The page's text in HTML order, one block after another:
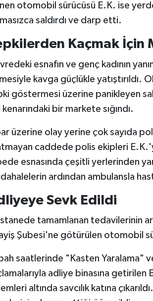
otomobil sürücüsü E.K. ise
saldırdı ve darp etti.
Kaçmak İçin
esnafın ve genç kadının
kavga güçlükle yatıştırıldı.
göstermesi üzerine panikleyen
bir markete sığındı.
üzerine olay yerine çok sayıda
caddede polis ekipleri
esnasında çeşitli yerlerinden
ardından ambulansla
Sevk Edildi
tamamlanan tedavilerinin
Şubesi'ne götürülen otomobil
saatlerinde "Kasten Yaralama"
adliye binasına
altında savcılık katına